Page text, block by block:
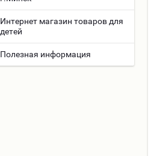
Интернет магазин товаров для
детей
Полезная информация